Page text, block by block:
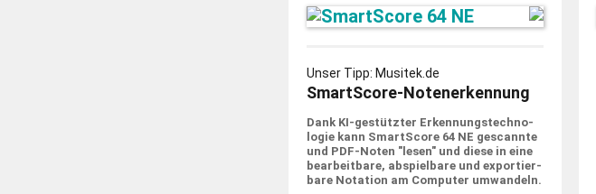
Unser Tipp: Musitek.de
SmartScore-Notenerkennung
Dank KI-gestützter Erkennungs­techno­
logie kann SmartScore 64 NE gescannte
und PDF-Noten "lesen" und diese in eine
bearbeit­bare, abspiel­bare und expor­tier­
bare Notation am Computer um­wandeln.